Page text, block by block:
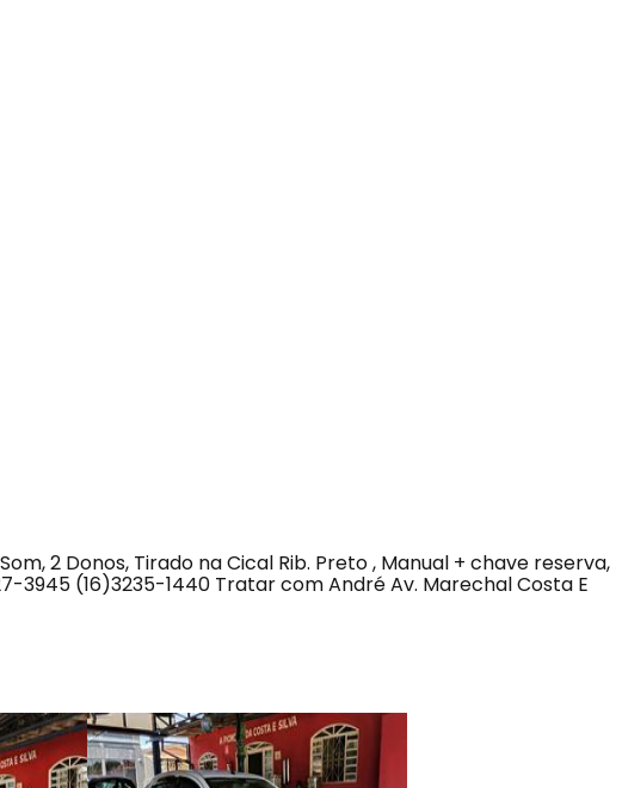
2 Donos, Tirado na Cical Rib. Preto , Manual + chave reserva,
3945 (16)3235-1440 Tratar com André Av. Marechal Costa E